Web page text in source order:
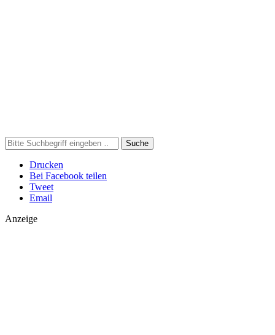
Suche
Drucken
Bei Facebook teilen
Tweet
Email
Anzeige